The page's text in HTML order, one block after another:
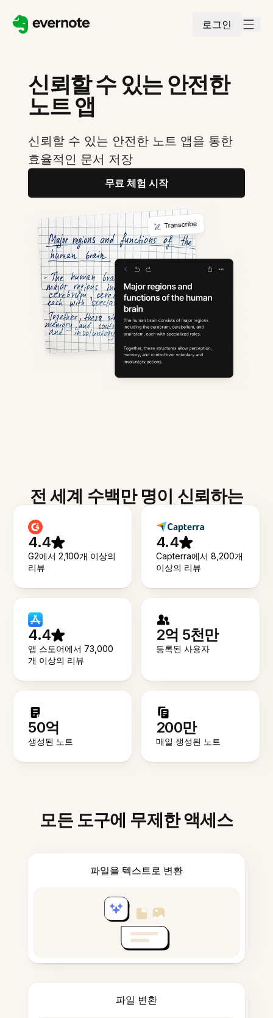
로그인
신뢰할 수 있는 안전한
노트 앱
신뢰할 수 있는 안전한 노트 앱을 통한
효율적인 문서 저장
무료 체험 시작
전 세계 수백만 명이 신뢰하는
4.4
G2에서 2,100개 이상의
리뷰
4.4
Capterra에서 8,200개
이상의 리뷰
4.4
앱 스토어에서 73,000
개 이상의 리뷰
2억 5천만
등록된 사용자
50억
생성된 노트
200만
매일 생성된 노트
모든 도구에 무제한 액세스
파일을 텍스트로 변환
파일 변환